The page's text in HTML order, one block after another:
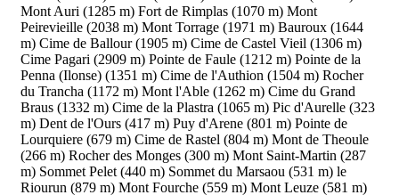
Mont Auri (1285 m) Fort de Rimplas (1070 m) Mont
Peirevieille (2038 m) Mont Torrage (1971 m) Bauroux (1644
m) Cime de Ballour (1905 m) Cime de Castel Vieil (1306 m)
Cime Pagari (2909 m) Pointe de Faule (1212 m) Pointe de la
Penna (Ilonse) (1351 m) Cime de l'Authion (1504 m) Rocher
du Trancha (1172 m) Mont l'Able (1262 m) Cime du Grand
Braus (1332 m) Cime de la Plastra (1065 m) Pic d'Aurelle (323
m) Dent de l'Ours (417 m) Puy d'Arene (801 m) Pointe de
Lourquiere (679 m) Cime de Rastel (804 m) Mont de Theoule
(266 m) Rocher des Monges (300 m) Mont Saint-Martin (287
m) Sommet Pelet (440 m) Sommet du Marsaou (531 m) le
Riourun (879 m) Mont Fourche (559 m) Mont Leuze (581 m)